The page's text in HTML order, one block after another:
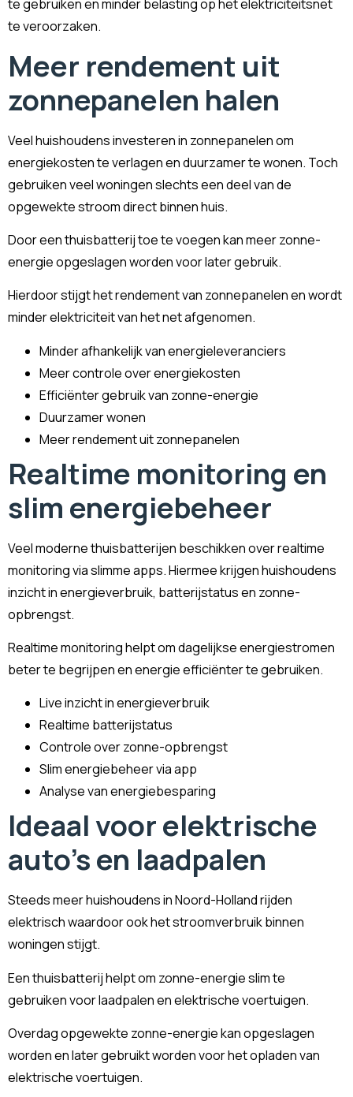
te gebruiken en minder belasting op het elektriciteitsnet
te veroorzaken.
Meer rendement uit
zonnepanelen halen
Veel huishoudens investeren in zonnepanelen om
energiekosten te verlagen en duurzamer te wonen. Toch
gebruiken veel woningen slechts een deel van de
opgewekte stroom direct binnen huis.
Door een thuisbatterij toe te voegen kan meer zonne-
energie opgeslagen worden voor later gebruik.
Hierdoor stijgt het rendement van zonnepanelen en wordt
minder elektriciteit van het net afgenomen.
Minder afhankelijk van energieleveranciers
Meer controle over energiekosten
Efficiënter gebruik van zonne-energie
Duurzamer wonen
Meer rendement uit zonnepanelen
Realtime monitoring en
slim energiebeheer
Veel moderne thuisbatterijen beschikken over realtime
monitoring via slimme apps. Hiermee krijgen huishoudens
inzicht in energieverbruik, batterijstatus en zonne-
opbrengst.
Realtime monitoring helpt om dagelijkse energiestromen
beter te begrijpen en energie efficiënter te gebruiken.
Live inzicht in energieverbruik
Realtime batterijstatus
Controle over zonne-opbrengst
Slim energiebeheer via app
Analyse van energiebesparing
Ideaal voor elektrische
auto's en laadpalen
Steeds meer huishoudens in Noord-Holland rijden
elektrisch waardoor ook het stroomverbruik binnen
woningen stijgt.
Een thuisbatterij helpt om zonne-energie slim te
gebruiken voor laadpalen en elektrische voertuigen.
Overdag opgewekte zonne-energie kan opgeslagen
worden en later gebruikt worden voor het opladen van
elektrische voertuigen.